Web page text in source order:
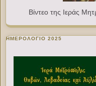
Βίντεο της Ιεράς
ΗΜΕΡΟΛΟΓΙΟ 2025